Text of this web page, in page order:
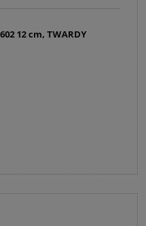
12 cm, TWARDY